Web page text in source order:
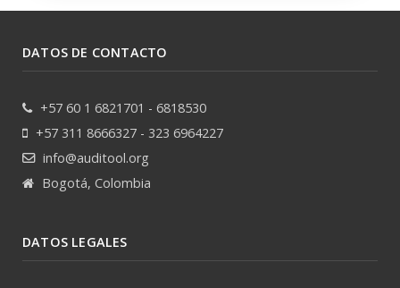
DATOS DE CONTACTO
+57 60 1 6821701 - 6818530
+57 311 8666327 - 323 6964227
info@auditool.org
Bogotá, Colombia
DATOS LEGALES